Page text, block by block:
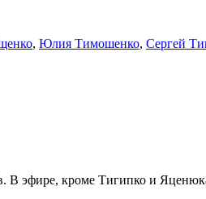
, Юлия Тимошенко, Сергей
эфире, кроме Тигипко и